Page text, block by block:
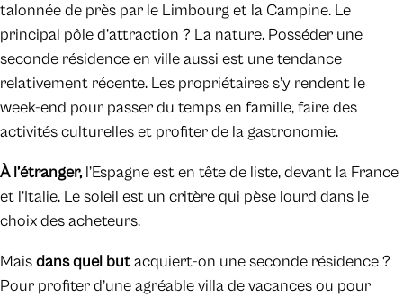
talonnée de près par le Limbourg et la Campine. Le
principal pôle d’attraction ? La nature. Posséder une
seconde résidence en ville aussi est une tendance
relativement récente. Les propriétaires s’y rendent le
week-end pour passer du temps en famille, faire des
activités culturelles et profiter de la gastronomie.
À l’étranger, l’Espagne est en tête de liste, devant la France
et l’Italie. Le soleil est un critère qui pèse lourd dans le
choix des acheteurs.
Maisdans quel butacquiert-on une seconde résidence ?
Pour profiter d’une agréable villa de vacances ou pour